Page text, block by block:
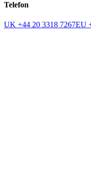
Telefon
UK +44 20 3318 7267EU